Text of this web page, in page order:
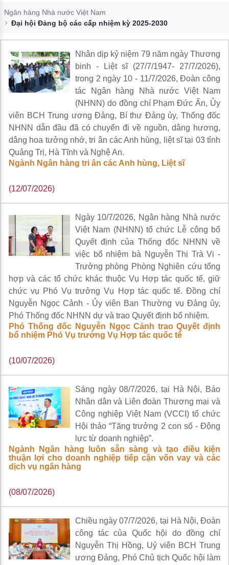
Đào tạo ISO
Ngân hàng Nhà nước Việt Nam
Đại hội Đảng bộ các cấp nhiệm kỳ 2025-2030
Ngành Ngân hàng tri ân các Anh hùng, Liệt sĩ
Nhân dịp kỷ niệm 79 năm ngày Thương
binh - Liệt sĩ (27/7/1947- 27/7/2026),
trong 2 ngày 10 - 11/7/2026, Đoàn công
tác Ngân hàng Nhà nước Việt Nam
(NHNN) do đồng chí Phạm Đức Ấn, Ủy
viên BCH Trung ương Đảng, Bí thư Đảng ủy, Thống đốc
NHNN dẫn đầu đã có chuyến đi về nguồn, dâng hương,
dâng hoa tưởng nhớ, tri ân các Anh hùng, liệt sĩ tại 03 tỉnh
Quảng Trị, Hà Tĩnh và Nghệ An.
(12/07/2026)
Phó Thống đốc Nguyễn Ngọc Cảnh trao Quyết định
bổ nhiệm Phó Vụ trưởng Vụ Hợp tác quốc tế
Ngày 10/7/2026, Ngân hàng Nhà nước
Việt Nam (NHNN) tổ chức Lễ công bố
Quyết định của Thống đốc NHNN về
việc bổ nhiệm bà Nguyễn Thị Trà Vi -
Trưởng phòng Phòng Nghiên cứu tổng
hợp và các tổ chức khác thuộc Vụ Hợp tác quốc tế, giữ
chức vụ Phó Vụ trưởng Vụ Hợp tác quốc tế. Đồng chí
Nguyễn Ngọc Cảnh - Ủy viên Ban Thường vụ Đảng ủy,
Phó Thống đốc NHNN dự và trao Quyết định bổ nhiệm.
(10/07/2026)
Ngành Ngân hàng luôn sẵn sàng và tạo điều kiện
thuận lợi cho doanh nghiệp tiếp cận vốn vay và các
dịch vụ ngân hàng
Sáng ngày 08/7/2026, tại Hà Nội, Báo
Nhân dân và Liên đoàn Thương mại và
Công nghiệp Việt Nam (VCCI) tổ chức
Hội thảo “Tăng trưởng 2 con số - Động
lực từ doanh nghiệp”.
(08/07/2026)
Chiều ngày 07/7/2026, tại Hà Nội, Đoàn
công tác của Quốc hội do đồng chí
Nguyễn Thị Hồng, Uỷ viên BCH Trung
ương Đảng, Phó Chủ tịch Quốc hội làm